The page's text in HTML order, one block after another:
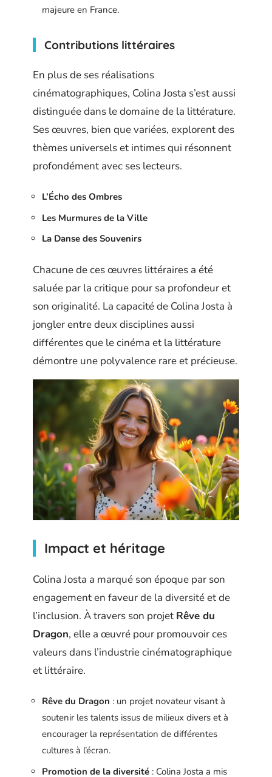
majeure en France.
Contributions littéraires
En plus de ses réalisations
cinématographiques, Colina Josta s’est aussi
distinguée dans le domaine de la littérature.
Ses œuvres, bien que variées, explorent des
thèmes universels et intimes qui résonnent
profondément avec ses lecteurs.
L’Écho des Ombres
Les Murmures de la Ville
La Danse des Souvenirs
Chacune de ces œuvres littéraires a été
saluée par la critique pour sa profondeur et
son originalité. La capacité de Colina Josta à
jongler entre deux disciplines aussi
différentes que le cinéma et la littérature
démontre une polyvalence rare et précieuse.
Impact et héritage
Colina Josta a marqué son époque par son
engagement en faveur de la diversité et de
l’inclusion. À travers son projet Rêve du
Dragon, elle a œuvré pour promouvoir ces
valeurs dans l’industrie cinématographique
et littéraire.
Rêve du Dragon : un projet novateur visant à
soutenir les talents issus de milieux divers et à
encourager la représentation de différentes
cultures à l’écran.
Promotion de la diversité : Colina Josta a mis